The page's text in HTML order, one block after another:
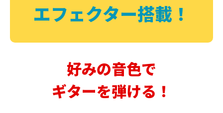
エフェクター搭載！
好みの音色で
ギターを弾ける！